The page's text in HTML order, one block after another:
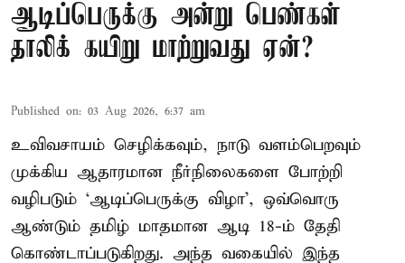
ஆடிப்பெருக்கு அன்று பெண்கள்
தாலிக் கயிறு மாற்றுவது ஏன்?
Published on: 03 Aug 2026, 6:37 am
உவிவசாயம் செழிக்கவும், நாடு வளம்பெறவும்
முக்கிய ஆதாரமான நீர்நிலைகளை போற்றி
வழிபடும் ‘ஆடிப்பெருக்கு விழா’, ஒவ்வொரு
ஆண்டும் தமிழ் மாதமான ஆடி 18-ம் தேதி
கொண்டாப்படுகிறது. அந்த வகையில் இந்த